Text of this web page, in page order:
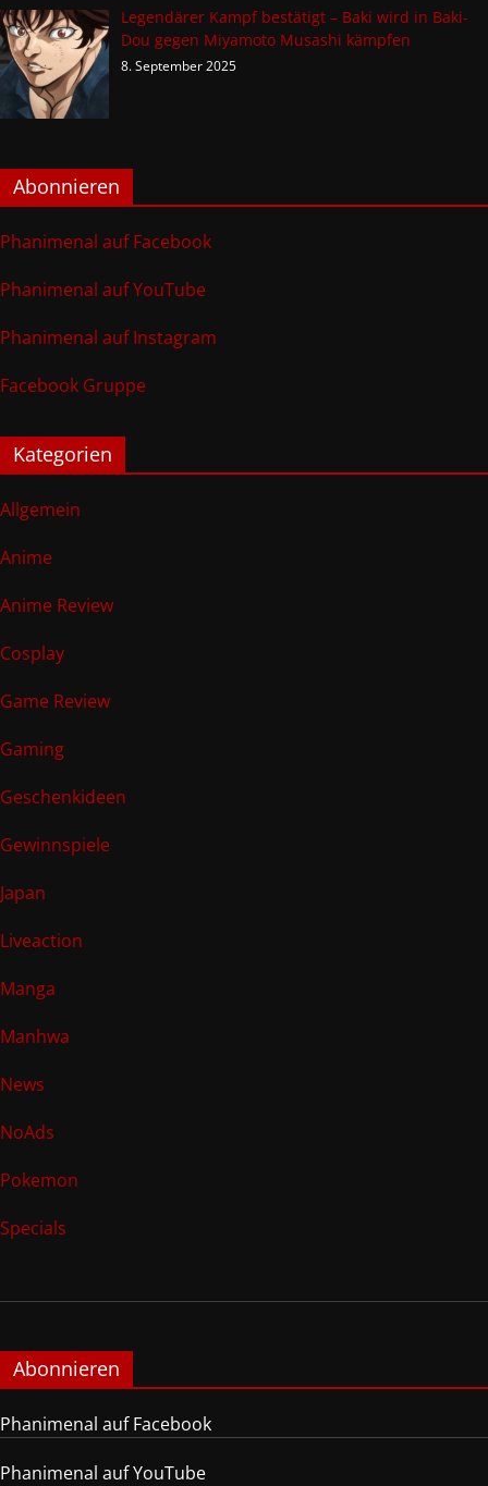
Legendärer Kampf bestätigt – Baki wird in Baki-
Dou gegen Miyamoto Musashi kämpfen
8. September 2025
Abonnieren
Phanimenal auf Facebook
Phanimenal auf YouTube
Phanimenal auf Instagram
Facebook Gruppe
Kategorien
Allgemein
Anime
Anime Review
Cosplay
Game Review
Gaming
Geschenkideen
Gewinnspiele
Japan
Liveaction
Manga
Manhwa
News
NoAds
Pokemon
Specials
Abonnieren
Phanimenal auf Facebook
Phanimenal auf YouTube